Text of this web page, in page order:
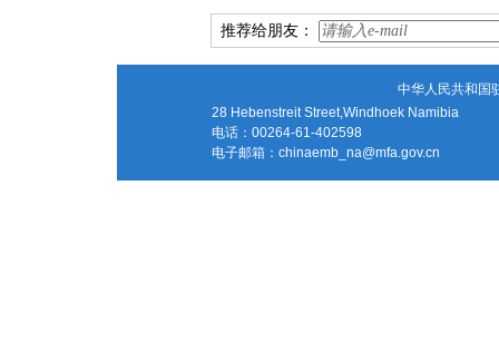
推荐给朋友：
中华人民共和国
28 Hebenstreit Street,Windhoek Namibia
电话：00264-61-402598
电子邮箱： chinaemb_na@mfa.gov.cn